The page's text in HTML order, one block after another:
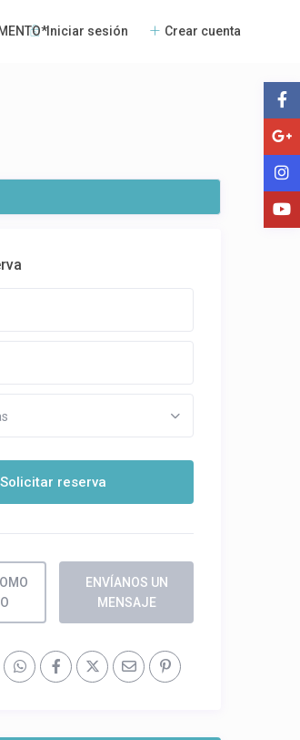
Iniciar sesión Crear cuenta
ENVÍANOS UN
MENSAJE